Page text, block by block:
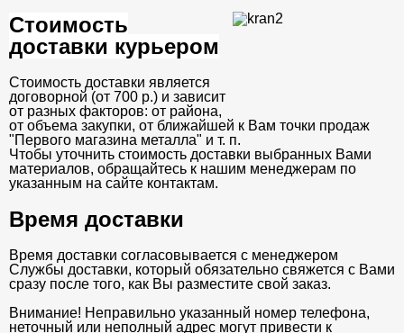
Стоимость
доставки курьером
Стоимость доставки является
договорной (от 700 р.) и зависит
от разных факторов: от района,
от объема закупки, от ближайшей к Вам точки продаж
"Первого магазина металла" и т. п.
Чтобы уточнить стоимость доставки выбранных Вами
материалов, обращайтесь к нашим менеджерам по
указанным на сайте контактам.
Время доставки
Время доставки согласовывается с менеджером
Службы доставки, который обязательно свяжется с Вами
сразу после того, как Вы разместите свой заказ.
Внимание! Неправильно указанный номер телефона,
неточный или неполный адрес могут привести к